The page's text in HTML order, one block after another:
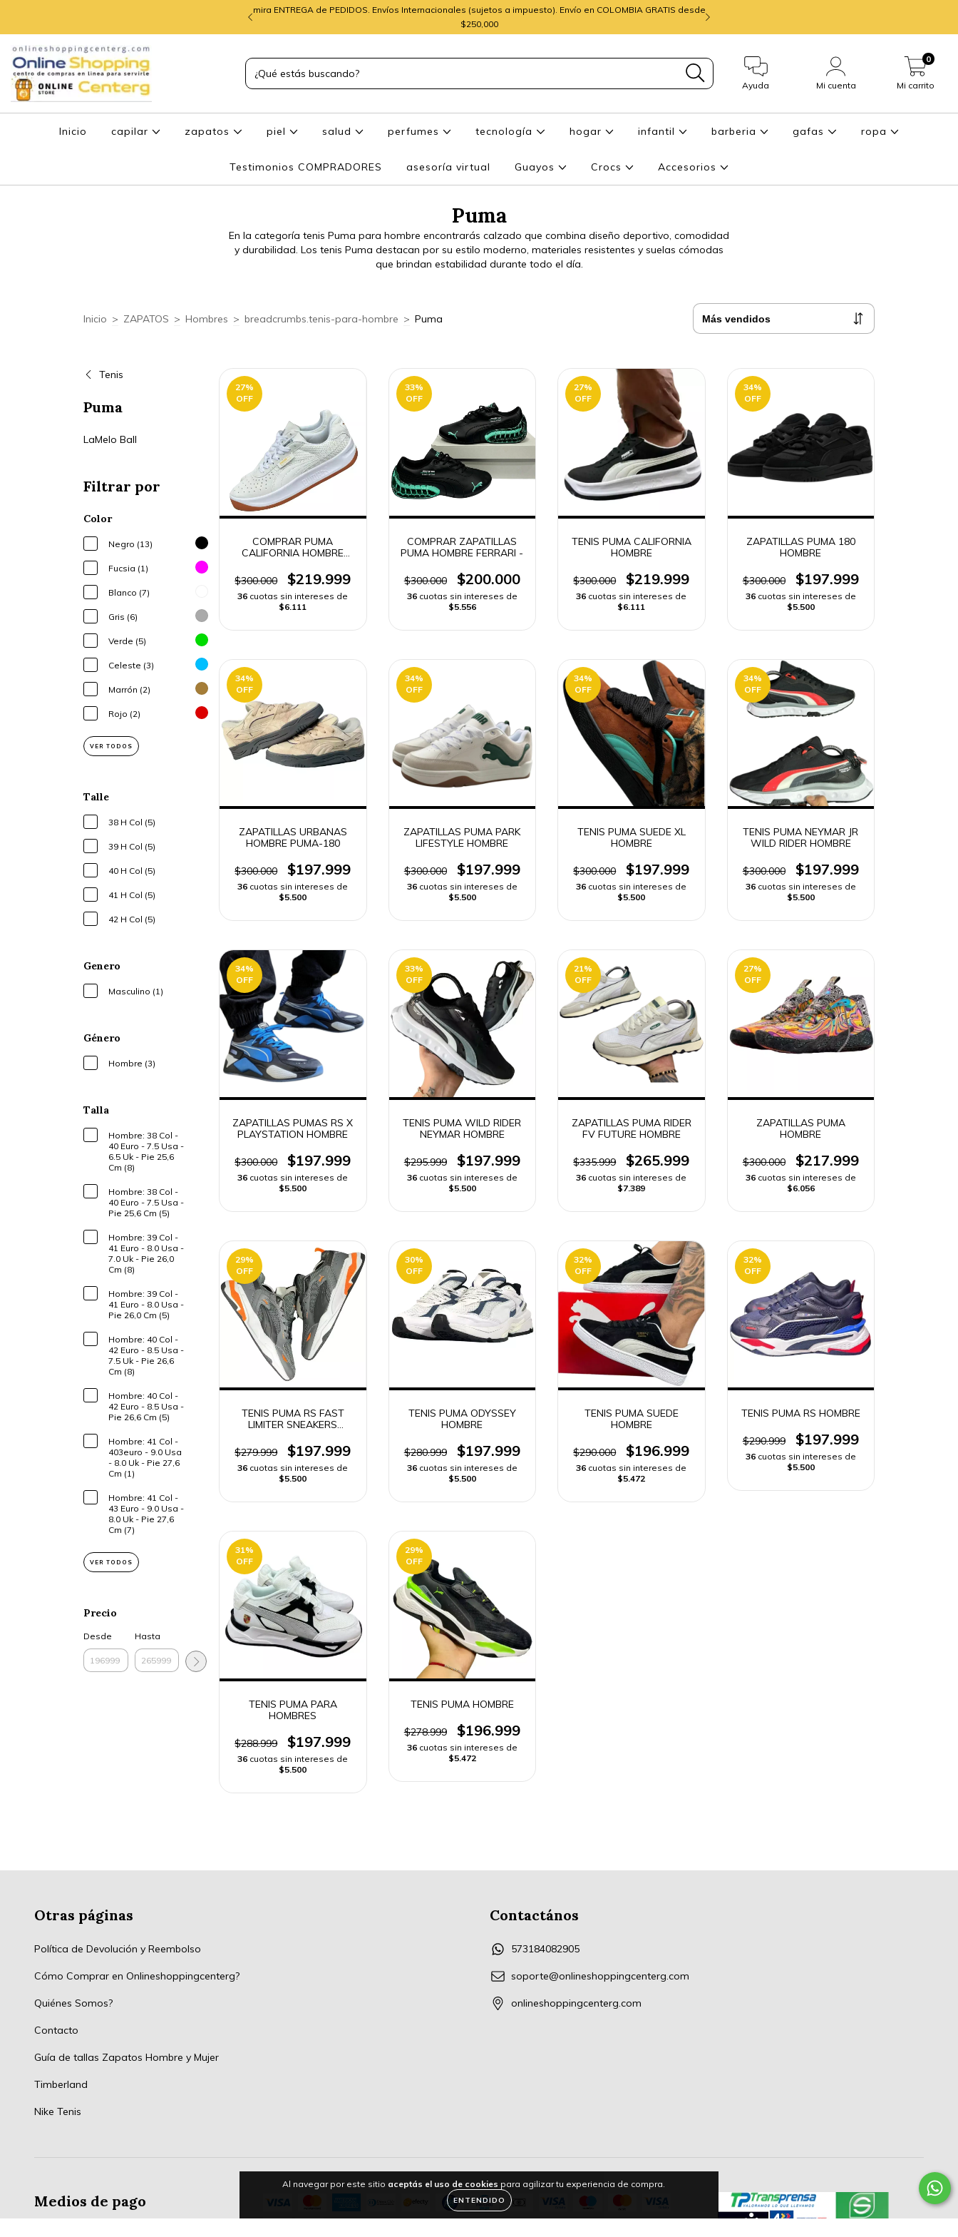
mira ENTREGA de PEDIDOS. Envíos Internacionales (sujetos a impuesto). Envío en COLOMBIA GRATIS desde
$250,000
Ayuda Mi cuenta Mi carrito
0
Inicio capilar zapatos piel salud perfumes tecnología hogar infantil barberia gafas ropa
Testimonios COMPRADORES asesoría virtual Guayos Crocs Accesorios
Al navegar por este sitio aceptás el uso de cookies para agilizar tu experiencia de compra.
ENTENDIDO
Puma
En la categoría tenis Puma para hombre encontrarás calzado que combina diseño deportivo, comodidad
y durabilidad. Los tenis Puma destacan por su estilo moderno, materiales resistentes y suelas cómodas
que brindan estabilidad durante todo el día.
Inicio > ZAPATOS > Hombres > breadcrumbs.tenis-para-hombre > Puma
Tenis
Puma
LaMelo Ball
Filtrar por
Color
Negro (13)
Fucsia (1)
Blanco (7)
Gris (6)
Verde (5)
Celeste (3)
Marrón (2)
Rojo (2)
VER TODOS
Talle
38 H Col (5)
39 H Col (5)
40 H Col (5)
41 H Col (5)
42 H Col (5)
Genero
Masculino (1)
Género
Hombre (3)
Talla
Hombre: 38 Col -
40 Euro - 7.5 Usa -
6.5 Uk - Pie 25,6
Cm (8)
Hombre: 38 Col -
40 Euro - 7.5 Usa -
Pie 25,6 Cm (5)
Hombre: 39 Col -
41 Euro - 8.0 Usa -
7.0 Uk - Pie 26,0
Cm (8)
Hombre: 39 Col -
41 Euro - 8.0 Usa -
Pie 26,0 Cm (5)
Hombre: 40 Col -
42 Euro - 8.5 Usa -
7.5 Uk - Pie 26,6
Cm (8)
Hombre: 40 Col -
42 Euro - 8.5 Usa -
Pie 26,6 Cm (5)
Hombre: 41 Col -
403euro - 9.0 Usa
- 8.0 Uk - Pie 27,6
Cm (1)
Hombre: 41 Col -
43 Euro - 9.0 Usa -
8.0 Uk - Pie 27,6
Cm (7)
VER TODOS
Precio
Desde Hasta
27%
OFF
COMPRAR PUMA
CALIFORNIA HOMBRE
ENVIO RAPIDO
$300.000 $219.999
36 cuotas sin intereses de
$6.111
33%
OFF
COMPRAR ZAPATILLAS
PUMA HOMBRE FERRARI -
$300.000 $200.000
36 cuotas sin intereses de
$5.556
27%
OFF
TENIS PUMA CALIFORNIA
HOMBRE
$300.000 $219.999
36 cuotas sin intereses de
$6.111
34%
OFF
ZAPATILLAS PUMA 180
HOMBRE
$300.000 $197.999
36 cuotas sin intereses de
$5.500
34%
OFF
ZAPATILLAS URBANAS
HOMBRE PUMA-180
$300.000 $197.999
36 cuotas sin intereses de
$5.500
34%
OFF
ZAPATILLAS PUMA PARK
LIFESTYLE HOMBRE
$300.000 $197.999
36 cuotas sin intereses de
$5.500
34%
OFF
TENIS PUMA SUEDE XL
HOMBRE
$300.000 $197.999
36 cuotas sin intereses de
$5.500
34%
OFF
TENIS PUMA NEYMAR JR
WILD RIDER HOMBRE
$300.000 $197.999
36 cuotas sin intereses de
$5.500
34%
OFF
ZAPATILLAS PUMAS RS X
PLAYSTATION HOMBRE
$300.000 $197.999
36 cuotas sin intereses de
$5.500
33%
OFF
TENIS PUMA WILD RIDER
NEYMAR HOMBRE
$295.999 $197.999
36 cuotas sin intereses de
$5.500
21%
OFF
ZAPATILLAS PUMA RIDER
FV FUTURE HOMBRE
$335.999 $265.999
36 cuotas sin intereses de
$7.389
27%
OFF
ZAPATILLAS PUMA
HOMBRE
$300.000 $217.999
36 cuotas sin intereses de
$6.056
29%
OFF
TENIS PUMA RS FAST
LIMITER SNEAKERS
$279.999
$197.999
36 cuotas sin intereses de
$5.500
30%
OFF
TENIS PUMA ODYSSEY
HOMBRE
$280.999 $197.999
36 cuotas sin intereses de
$5.500
32%
OFF
TENIS PUMA SUEDE
HOMBRE
$290.000 $196.999
36 cuotas sin intereses de
$5.472
32%
OFF
TENIS PUMA RS HOMBRE
$290.999 $197.999
36 cuotas sin intereses de
$5.500
31%
OFF
TENIS PUMA PARA
HOMBRES
$288.999 $197.999
36 cuotas sin intereses de
$5.500
29%
OFF
TENIS PUMA HOMBRE
$278.999 $196.999
36 cuotas sin intereses de
$5.472
Otras páginas
Política de Devolución y Reembolso
Cómo Comprar en Onlineshoppingcenterg?
Quiénes Somos?
Contacto
Guía de tallas Zapatos Hombre y Mujer
Timberland
Nike Tenis
Contactános
573184082905
soporte@onlineshoppingcenterg.com
onlineshoppingcenterg.com
Medios de pago